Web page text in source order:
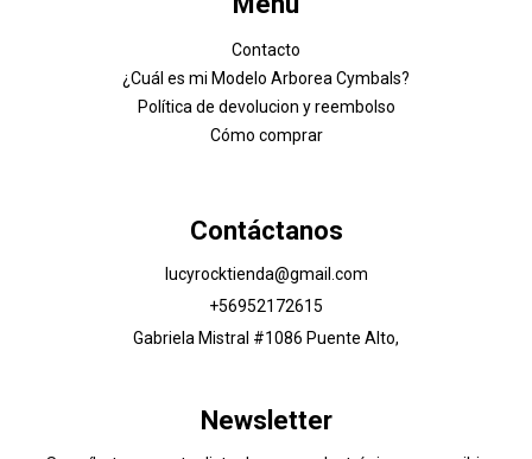
Contacto
¿Cuál es mi Modelo Arborea Cymbals?
Política de devolucion y reembolso
Cómo comprar
Contáctanos
lucyrocktienda@gmail.com
+56952172615
Gabriela Mistral #1086 Puente Alto,
Newsletter